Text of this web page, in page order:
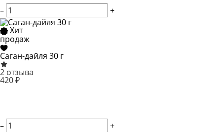
–
+
Хит
продаж
Саган-дайля 30 г
2 отзыва
420 ₽
–
+